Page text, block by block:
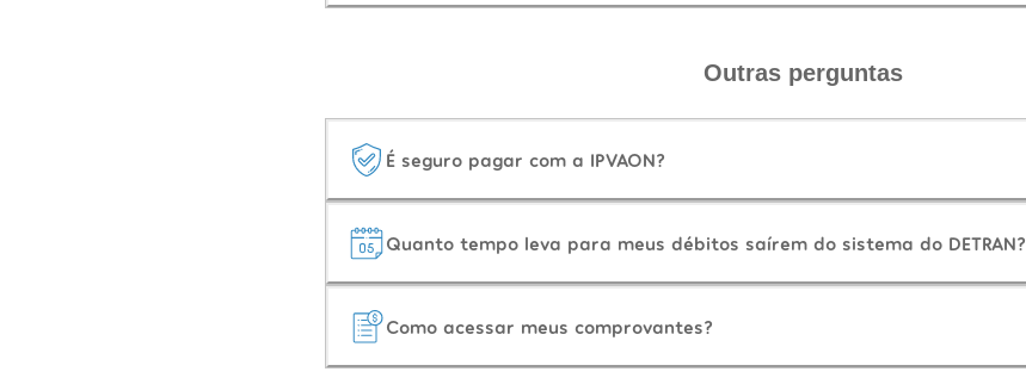
Outras perguntas
É seguro pagar com a IPVAON?
Quanto tempo leva para meus débitos saírem do sistema do DETRAN?
Como acessar meus comprovantes?